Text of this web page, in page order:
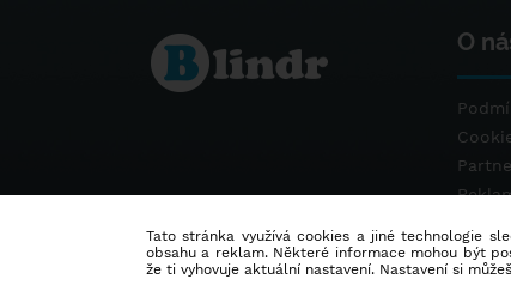
O
Tato stránka využívá cookies a jiné technologie
obsahu a reklam. Některé informace mohou být
že ti vyhovuje aktuální nastavení. Nastavení si